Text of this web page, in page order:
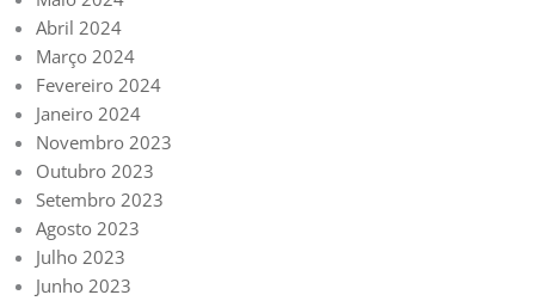
Abril 2024
Março 2024
Fevereiro 2024
Janeiro 2024
Novembro 2023
Outubro 2023
Setembro 2023
Agosto 2023
Julho 2023
Junho 2023